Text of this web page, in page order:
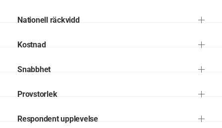
Nationell räckvidd
Kostnad
Snabbhet
Provstorlek
Respondent upplevelse